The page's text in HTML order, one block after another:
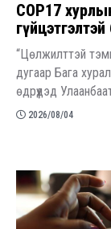
COP17
“Цөлжилттэй
дугаар Бага
өдрүүдэд
2026/08/04